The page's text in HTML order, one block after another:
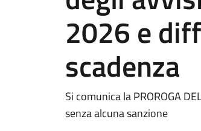
2026 e
scadenza
Si comunica la PROROGA
senza alcuna sanzione